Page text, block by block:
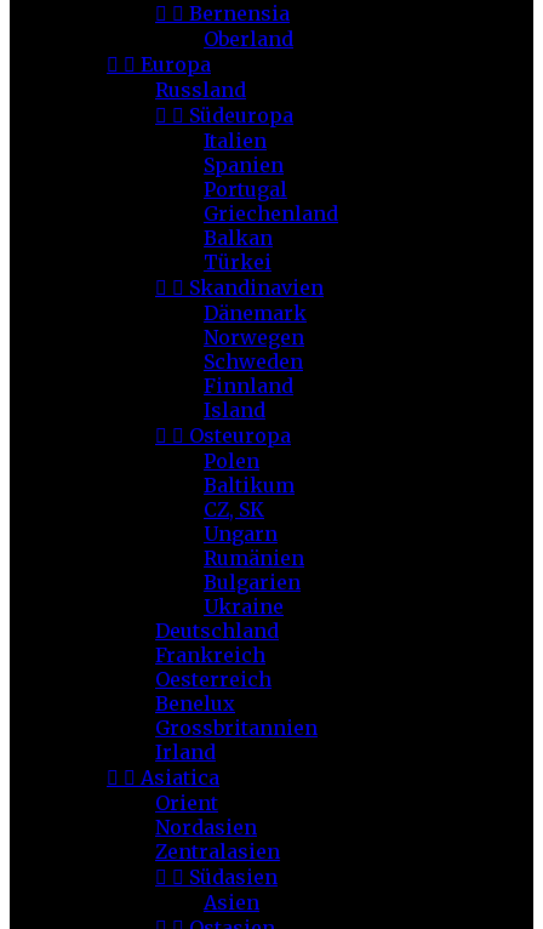
  Bernensia
Oberland
  Europa
Russland
  Südeuropa
Italien
Spanien
Portugal
Griechenland
Balkan
Türkei
  Skandinavien
Dänemark
Norwegen
Schweden
Finnland
Island
  Osteuropa
Polen
Baltikum
CZ, SK
Ungarn
Rumänien
Bulgarien
Ukraine
Deutschland
Frankreich
Oesterreich
Benelux
Grossbritannien
Irland
  Asiatica
Orient
Nordasien
Zentralasien
  Südasien
Asien